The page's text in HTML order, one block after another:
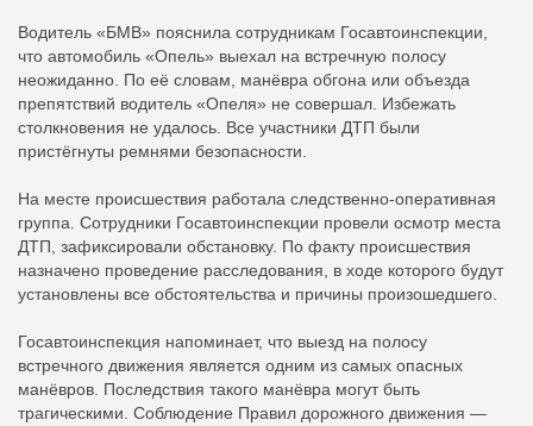
Водитель «БМВ» пояснила сотрудникам Госавтоинспекции,
что автомобиль «Опель» выехал на встречную полосу
неожиданно. По её словам, манёвра обгона или объезда
препятствий водитель «Опеля» не совершал. Избежать
столкновения не удалось. Все участники ДТП были
пристёгнуты ремнями безопасности.
На месте происшествия работала следственно-оперативная
группа. Сотрудники Госавтоинспекции провели осмотр места
ДТП, зафиксировали обстановку. По факту происшествия
назначено проведение расследования, в ходе которого будут
установлены все обстоятельства и причины произошедшего.
Госавтоинспекция напоминает, что выезд на полосу
встречного движения является одним из самых опасных
манёвров. Последствия такого манёвра могут быть
трагическими. Соблюдение Правил дорожного движения —